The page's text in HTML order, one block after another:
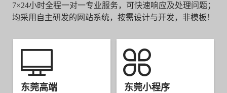
7×24小时全程一对一专业服务，可快速响应及处理问题；
均采用自主研发的网站系统，按需设计与开发，非模板！
东莞高端
东莞小程序